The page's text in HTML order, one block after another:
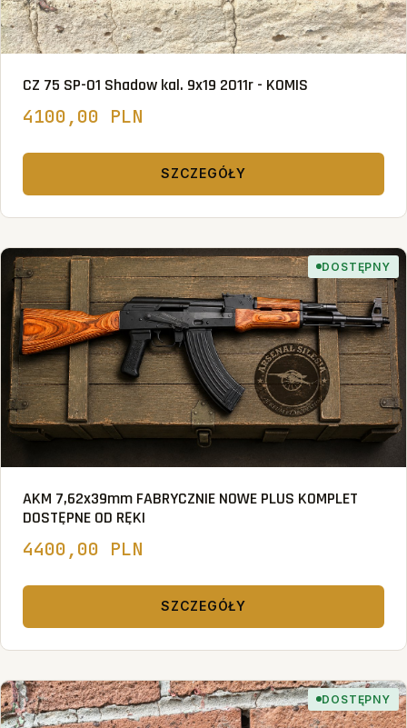
CZ 75 SP-01 Shadow kal. 9x19 2011r - KOMIS
4100,00 PLN
SZCZEGÓŁY
DOSTĘPNY
AKM 7,62x39mm FABRYCZNIE NOWE PLUS KOMPLET
DOSTĘPNE OD RĘKI
4400,00 PLN
SZCZEGÓŁY
DOSTĘPNY